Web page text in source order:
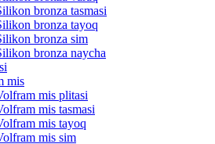
bronza tasmasi
bronza tayoq
bronza sim
bronza naycha
mis
mis plitasi
mis tasmasi
mis tayoq
mis sim